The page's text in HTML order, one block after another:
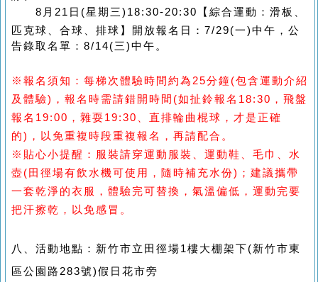
8月21日(星期三)18:30-20:30【綜合運動：滑板、
匹克球、合球、排球 】 開放報名日：7/29(一)中午，公
告錄取名單：8/14(三)中午。
※報名須知： 每梯次體驗時間約為25分鐘(包含運動介紹
及體驗)，報名時需請錯開時間(如扯鈴報名18:30，飛盤
報名19:00，雜耍19:30、直排輪曲棍球，才是正確
的)，以免重複時段重複報名，再請配合。
※貼心小提醒：服裝請穿運動服裝、運動鞋、毛巾、水
壺(田徑場有飲水機可使用，隨時補充水份)；建議攜帶
一套乾淨的衣服，體驗完可替換，氣溫偏低，運動完要
把汗擦乾，以免感冒。
八、活動地點：新竹市立田徑場1樓大棚架下(新竹市東
區公園路283號)假日花市旁